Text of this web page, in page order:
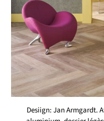
Desiign: Jan Armgardt.